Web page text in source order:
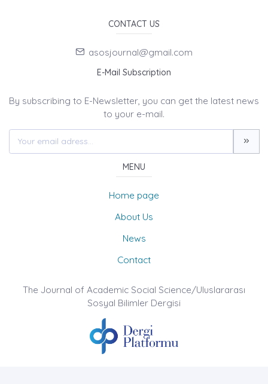
CONTACT US
asosjournal@gmail.com
E-Mail Subscription
By subscribing to E-Newsletter, you can get the latest news
to your e-mail.
MENU
Home page
About Us
News
Contact
The Journal of Academic Social Science/Uluslararası
Sosyal Bilimler Dergisi